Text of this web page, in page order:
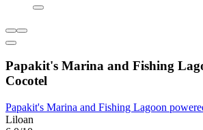
Papakit's Marina and Fishing
Cocotel
Papakit's Marina and Fishing Lagoon
Liloan